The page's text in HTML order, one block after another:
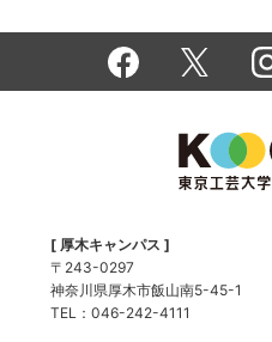
[ 厚木キャンパス ]
〒243-0297
神奈川県厚木市飯山南5-45-1
TEL：046-242-4111